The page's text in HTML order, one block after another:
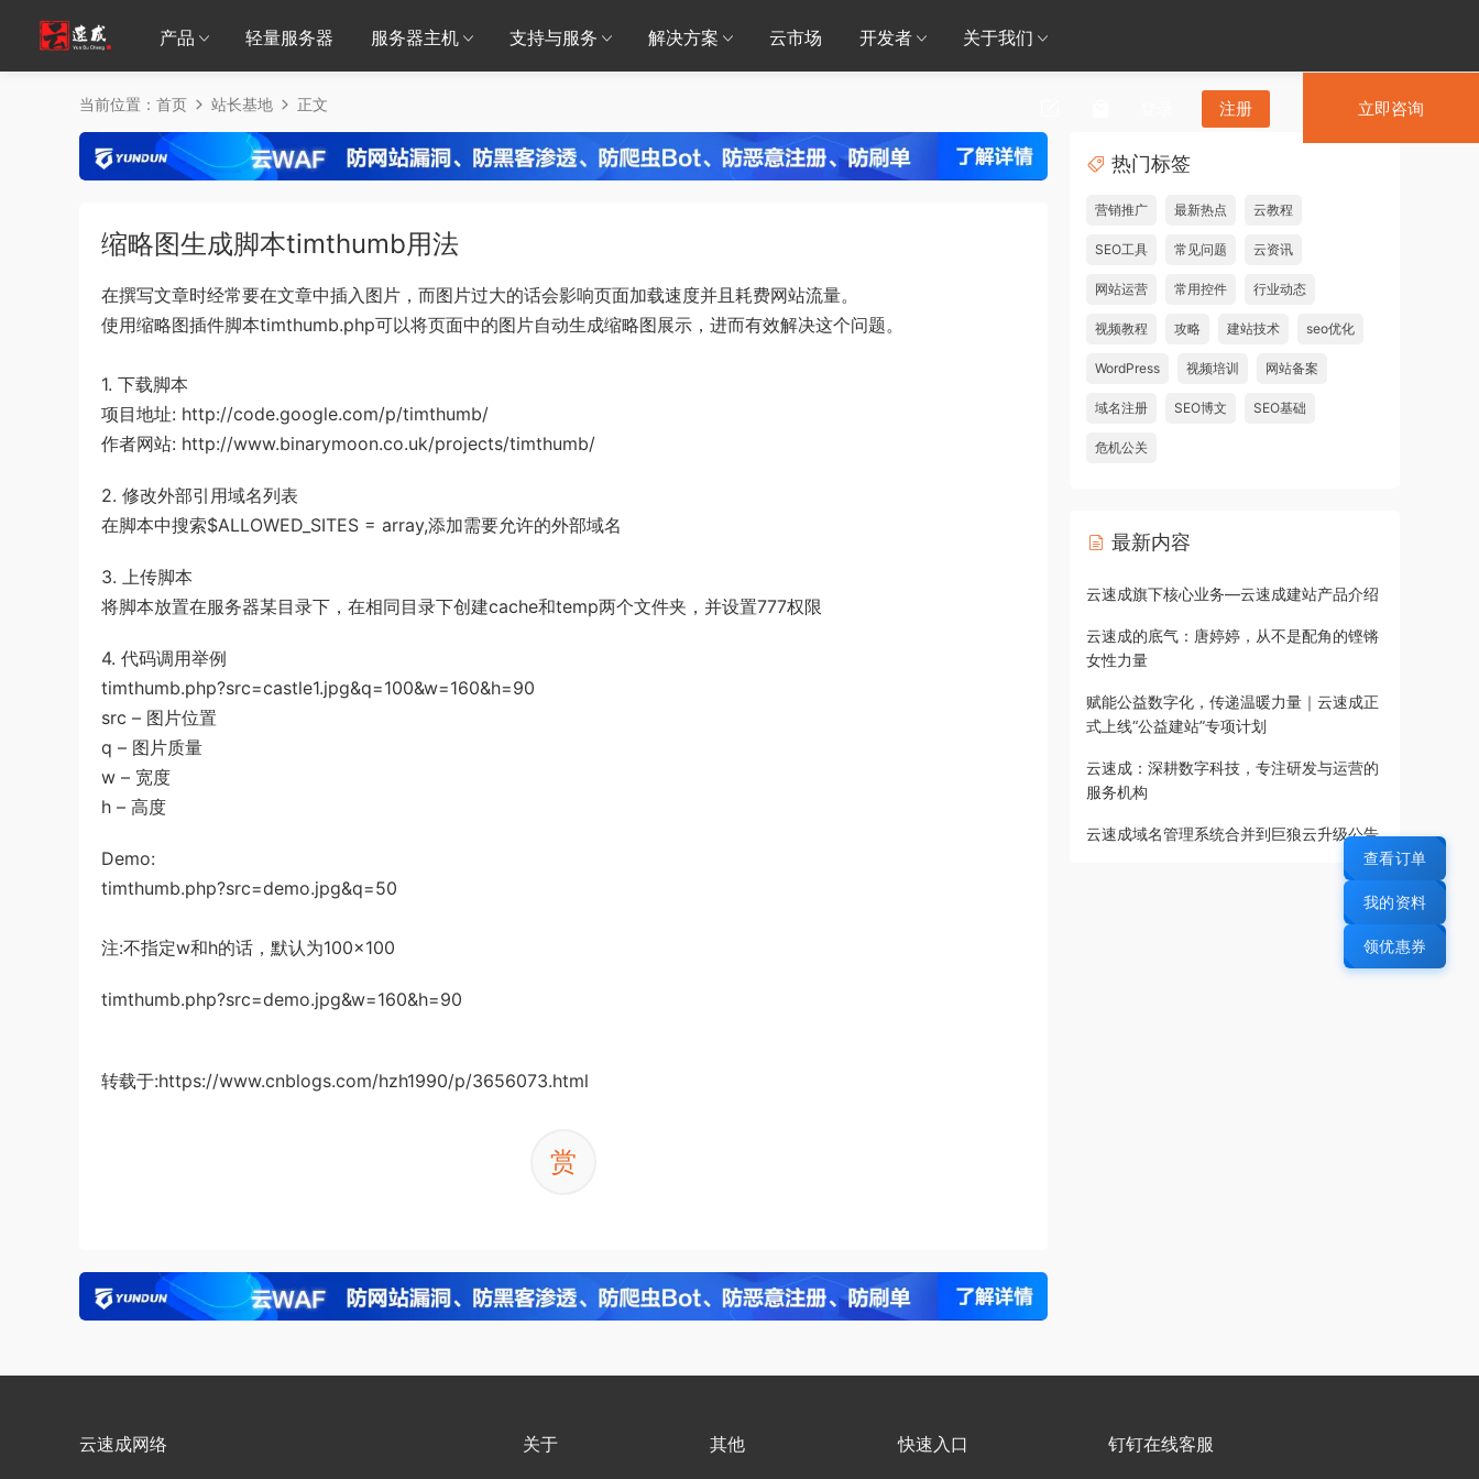
产品 轻量服务器 服务器主机 支持与服务 解决方案 云市场 开发者 关于我们
注册 立即咨询
当前位置： 首页 站长基地 正文
缩略图生成脚本timthumb用法
在撰写文章时经常要在文章中插入图片，而图片过大的话会影响页面加载速度并且耗费网站流量。
使用缩略图插件脚本timthumb.php可以将页面中的图片自动生成缩略图展示，进而有效解决这个问题。
1. 下载脚本
项目地址: http://code.google.com/p/timthumb/
作者网站: http://www.binarymoon.co.uk/projects/timthumb/
2. 修改外部引用域名列表
在脚本中搜索$ALLOWED_SITES = array,添加需要允许的外部域名
3. 上传脚本
将脚本放置在服务器某目录下，在相同目录下创建cache和temp两个文件夹，并设置777权限
4. 代码调用举例
timthumb.php?src=castle1.jpg&q=100&w=160&h=90
src – 图片位置
q – 图片质量
w – 宽度
h – 高度
Demo:
timthumb.php?src=demo.jpg&q=50
注:不指定w和h的话，默认为100×100
timthumb.php?src=demo.jpg&w=160&h=90
转载于:https://www.cnblogs.com/hzh1990/p/3656073.html
赏
热门标签
营销推广 最新热点 云教程
SEO工具 常见问题 云资讯
网站运营 常用控件 行业动态
视频教程 攻略 建站技术 seo优化
WordPress 视频培训 网站备案
域名注册 SEO博文 SEO基础
危机公关
最新内容
云速成旗下核心业务—云速成建站产品介绍
云速成的底气：唐婷婷，从不是配角的铿锵
女性力量
赋能公益数字化，传递温暖力量｜云速成正
式上线“公益建站”专项计划
云速成：深耕数字科技，专注研发与运营的
服务机构
云速成域名管理系统合并到巨狼云升级公告
云速成网络 关于 其他 快速入口 钉钉在线客服
查看订单
我的资料
领优惠券